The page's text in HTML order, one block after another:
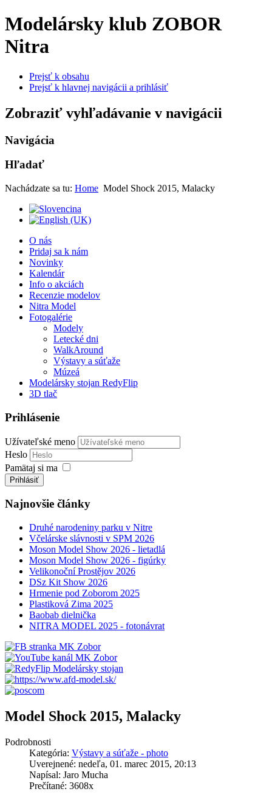
Modelársky klub ZOBOR
Nitra
Prejsť k obsahu
Prejsť k hlavnej navigácii a prihlásiť
Zobraziť vyhľadávanie v navigácii
Navigácia
Hľadať
Nachádzate sa tu: Home Model Shock 2015, Malacky
O nás
Pridaj sa k nám
Novinky
Kalendár
Info o akciách
Recenzie modelov
Nitra Model
Fotogalérie
Modely
Letecké dni
WalkAround
Výstavy a súťaže
Múzeá
Modelársky stojan RedyFlip
3D tlač
Prihlásenie
Užívateľské meno
Heslo
Pamätaj si ma
Prihlásiť
Najnovšie články
Druhé narodeniny parku v Nitre
Včelárske slávnosti v SPM 2026
Moson Model Show 2026 - lietadlá
Moson Model Show 2026 - figúrky
Velikonoční Prostějov 2026
DSz Kit Show 2026
Hrmenie pod Zoborom 2025
Plastiková Zima 2025
Baobab dielnička
NITRA MODEL 2025 - fotonávrat
Model Shock 2015, Malacky
Podrobnosti
Kategória: Výstavy a súťaže - photo
Uverejnené: nedeľa, 01. marec 2015, 20:13
Napísal: Jaro Mucha
Prečítané: 3608x